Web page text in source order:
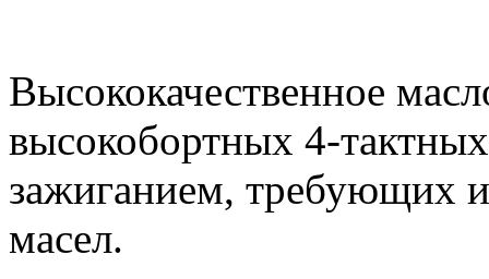
Высококачественное
высокобортных 4-
зажиганием, требующих
масел.